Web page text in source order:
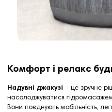
Комфорт і релакс
Надувні джакузі – це зручне
насолоджуватися
Вони поєднують мобільність,